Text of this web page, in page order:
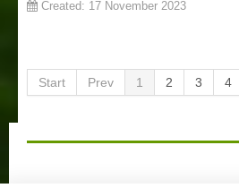
Draugiem
Created: 17 November 2023
Start Prev 1 2 3 4